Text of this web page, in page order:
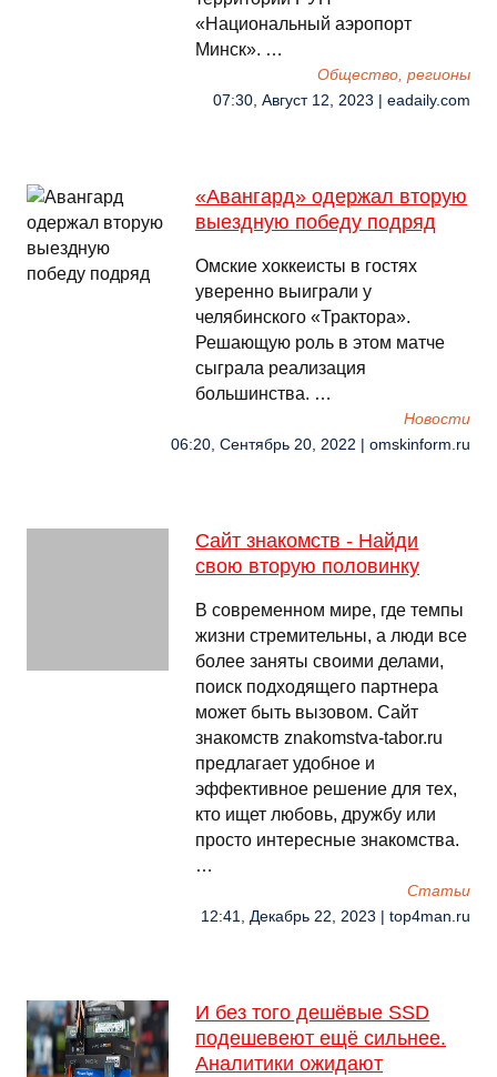
«Национальный аэропорт
Минск». …
Общество, регионы
07:30, Август 12, 2023 | eadaily.com
«Авангард» одержал вторую
выездную победу подряд
Омские хоккеисты в гостях
уверенно выиграли у
челябинского «Трактора».
Решающую роль в этом матче
сыграла реализация
большинства. …
Новости
06:20, Сентябрь 20, 2022 | omskinform.ru
Сайт знакомств - Найди
свою вторую половинку
В современном мире, где темпы
жизни стремительны, а люди все
более заняты своими делами,
поиск подходящего партнера
может быть вызовом. Сайт
знакомств znakomstva-tabor.ru
предлагает удобное и
эффективное решение для тех,
кто ищет любовь, дружбу или
просто интересные знакомства.
…
Cтатьи
12:41, Декабрь 22, 2023 | top4man.ru
И без того дешёвые SSD
подешевеют ещё сильнее.
Аналитики ожидают